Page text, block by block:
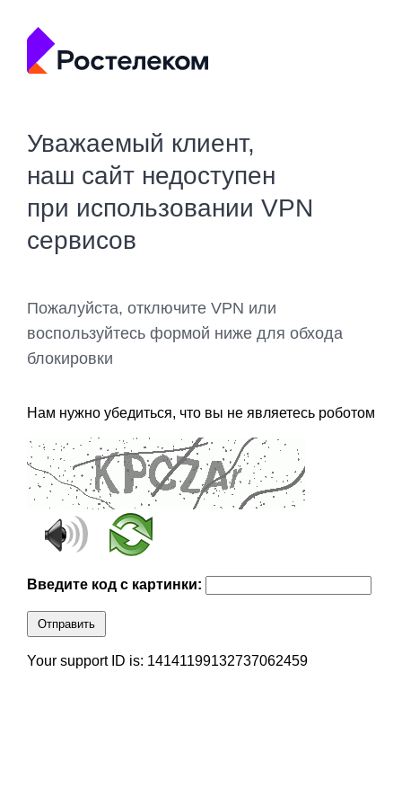
Уважаемый клиент,
наш сайт недоступен
при использовании VPN
сервисов
Пожалуйста, отключите VPN или
воспользуйтесь формой ниже для обхода
блокировки
Нам нужно убедиться, что вы не являетесь роботом
Введите код с картинки:
Отправить
Your support ID is: 14141199132737062459